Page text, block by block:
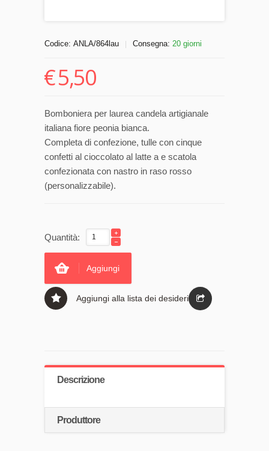
Codice: ANLA/864lau Consegna: 20 giorni
€5,50
Bomboniera per laurea candela artigianale
italiana fiore peonia bianca.
Completa di confezione, tulle con cinque
confetti al cioccolato al latte a e scatola
confezionata con nastro in raso rosso
(personalizzabile).
Quantità:
Aggiungi
Aggiungi alla lista dei desideri
Descrizione
Produttore